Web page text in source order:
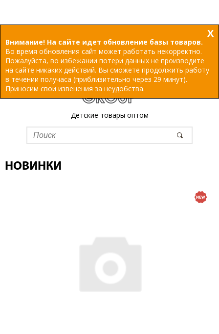
Внимание! На сайте идет обновление базы товаров.
Во время обновления сайт может работать некорректно.
Пожалуйста, во избежании потери данных не производите
на сайте никаких действий. Вы сможете продолжить работу
в течении получаса (приблизительно через 29 минут).
Приносим свои извенения за неудобства.
X
Детские товары оптом
НОВИНКИ